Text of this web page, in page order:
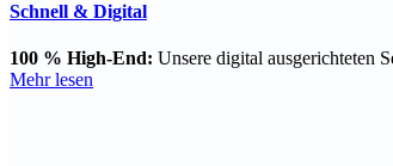
Schnell & Digital
100 % High-End: Unsere digital ausgerichteten
Mehr lesen